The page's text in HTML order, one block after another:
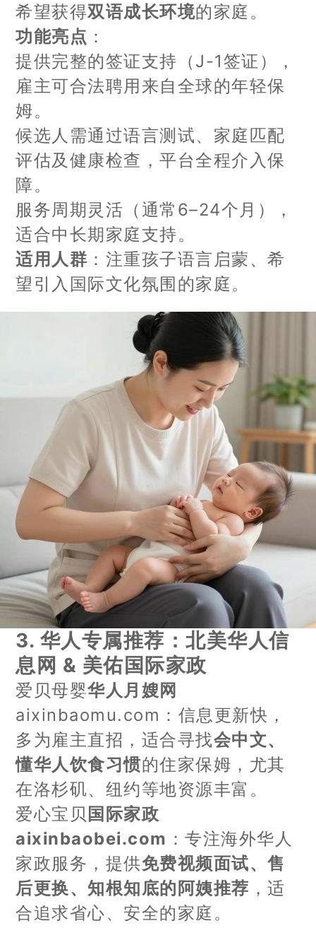
希望获得双语成长环境的家庭。
功能亮点 ：
提供完整的签证支持（J-1签证），
雇主可合法聘用来自全球的年轻保
姆。
候选人需通过语言测试、家庭匹配
评估及健康检查，平台全程介入保
障。
服务周期灵活（通常6–24个月），
适合中长期家庭支持。
适用人群 ：注重孩子语言启蒙、希
望引入国际文化氛围的家庭。
3. 华人专属推荐：北美华人信
息网 & 美佑国际家政
爱贝母婴华人月嫂网
aixinbaomu.com：信息更新快，
多为雇主直招，适合寻找会中文、
懂华人饮食习惯的住家保姆，尤其
在洛杉矶、纽约等地资源丰富。
爱心宝贝 国际家政
aixinbaobei.com ：专注海外华人
家政服务，提供免费视频面试、售
后更换、知根知底的阿姨推荐 ，适
合追求省心、安全的家庭。